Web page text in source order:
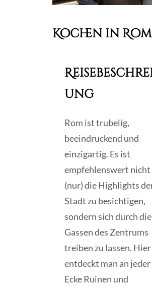
Kochen in Rom
ung
Rom ist trubelig,
beeindruckend und
einzigartig. Es ist
empfehlenswert nicht
(nur) die Highlights
Stadt zu besichtigen,
sondern sich durch die
Gassen des Zentrums
treiben zu lassen. Hier
entdeckt man an jeder
Ecke Ruinen und